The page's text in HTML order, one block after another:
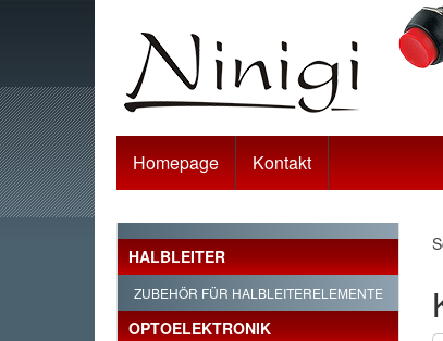
Homepage Kontakt
HALBLEITER
ZUBEHÖR FÜR HALBLEITERELEMENTE
OPTOELEKTRONIK